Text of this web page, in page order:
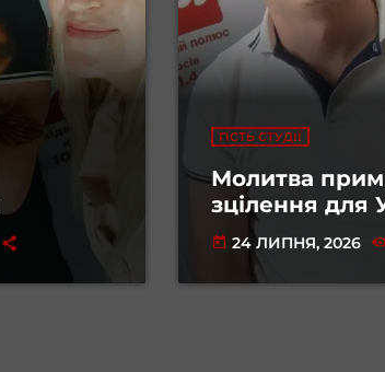
ГІСТЬ СТУДІЇ
Молитва
зцілення для
today 24 ЛИПНЯ, 2026